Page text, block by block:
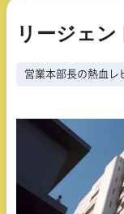
リージェ
営業本部長の熱血レ